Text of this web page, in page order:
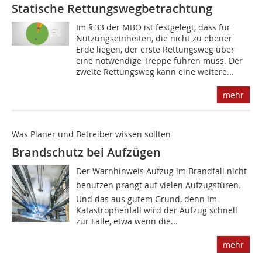
Statische Rettungswegbetrachtung
Im § 33 der MBO ist festgelegt, dass für
Nutzungseinheiten, die nicht zu ebener
Erde liegen, der erste Rettungsweg über
eine notwendige Treppe führen muss. Der
zweite Rettungsweg kann eine weitere...
mehr
Was Planer und Betreiber wissen sollten
Brandschutz bei Aufzügen
Der Warnhinweis Aufzug im Brandfall nicht
benutzen prangt auf vielen Aufzugstüren.
Und das aus gutem Grund, denn im
Katastrophenfall wird der Aufzug schnell
zur Falle, etwa wenn die...
mehr